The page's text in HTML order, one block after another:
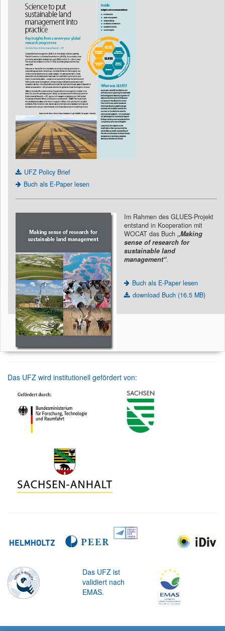
UFZ Policy Brief
Buch als E-Paper lesen
Im Rahmen des GLUES-Projekt
entstand in Kooperation mit
WOCAT das Buch „Making
sense of research for
sustainable land
management“.
Buch als E-Paper lesen
download Buch (16.5 MB)
Das UFZ wird institutionell gefördert von:
Das UFZ ist
validiert nach
EMAS.